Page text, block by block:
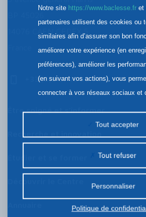
14076 CAEN CEDEX 5
+33 (0)2 31 45 50 50
Être soigné et s’informer
Notre site https://www.baclesse.fret
partenaires utilisent des cookies ou
similaires afin d’assurer son bon
améliorer votre expérience (en
préférences), améliorer les
(en suivant vos actions), vous
connecter à vos réseaux sociaux et
la publicité personnalisée sur notre
nos partenaires. Certains traceurs
préalable.
Tout accepter
Tout refuser
Personnaliser
Politique de